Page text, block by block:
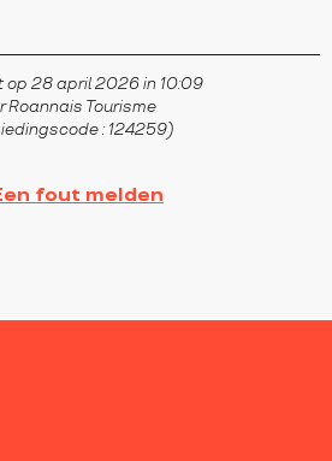
op 28 april 2026 in 10:09
Roannais Tourisme
: 124259)
fout melden